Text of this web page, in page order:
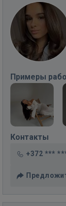
Примеры
Контакты
+372 ***